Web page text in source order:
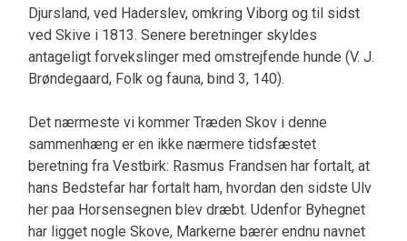
Djursland, ved Haderslev, omkring Viborg og til sidst
ved Skive i 1813. Senere beretninger skyldes
antageligt forvekslinger med omstrejfende hunde (V. J.
Brøndegaard, Folk og fauna, bind 3, 140).
Det nærmeste vi kommer Træden Skov i denne
sammenhæng er en ikke nærmere tidsfæstet
beretning fra Vestbirk: Rasmus Frandsen har fortalt, at
hans Bedstefar har fortalt ham, hvordan den sidste Ulv
her paa Horsensegnen blev dræbt. Udenfor Byhegnet
har ligget nogle Skove, Markerne bærer endnu navnet